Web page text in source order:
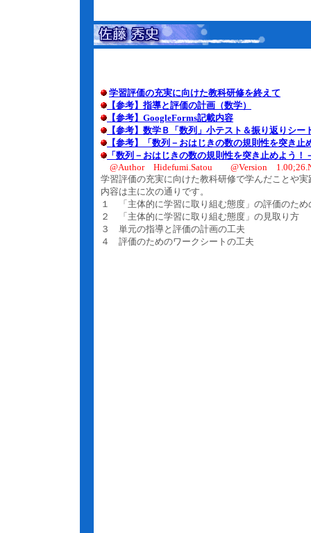
学習評価の充実に向けた教科研修を終えて
【参考】指導と評価の計画（数学）
【参考】GoogleForms記載内容
【参考】数学Ｂ「数列」小テスト＆振り返りシ
【参考】「数列－おはじきの数の規則性を突き
「数列－おはじきの数の規則性を突き止めよう！
@Author Hidefumi.Satou @Version
学習評価の充実に向けた教科研修で学んだことや
内容は主に次の通りです。
１ 「主体的に学習に取り組む態度」の評価のため
２ 「主体的に学習に取り組む態度」の見取り方
３ 単元の指導と評価の計画の工夫
４ 評価のためのワークシートの工夫